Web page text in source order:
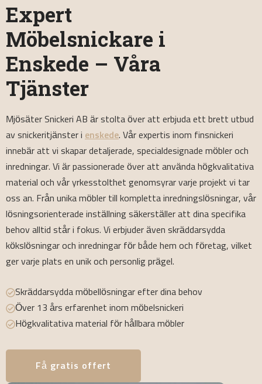
Expert
Möbelsnickare i
Enskede – Våra
Tjänster
Mjösäter Snickeri AB är stolta över att erbjuda ett brett utbud
av snickeritjänster i enskede. Vår expertis inom finsnickeri
innebär att vi skapar detaljerade, specialdesignade möbler och
inredningar. Vi är passionerade över att använda högkvalitativa
material och vår yrkesstolthet genomsyrar varje projekt vi tar
oss an. Från unika möbler till kompletta inredningslösningar, vår
lösningsorienterade inställning säkerställer att dina specifika
behov alltid står i fokus. Vi erbjuder även skräddarsydda
kökslösningar och inredningar för både hem och företag, vilket
ger varje plats en unik och personlig prägel.
Skräddarsydda möbellösningar efter dina behov
Över 13 års erfarenhet inom möbelsnickeri
Högkvalitativa material för hållbara möbler
Få gratis offert